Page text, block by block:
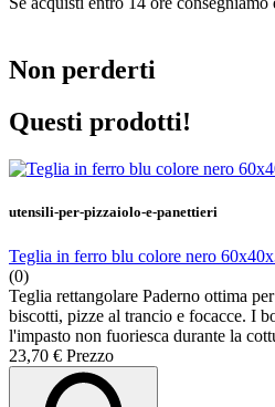
Non perderti
Questi prodotti!
utensili-per-pizzaiolo-e-panettieri
Teglia in ferro blu colore nero
(0)
Teglia rettangolare Paderno ottima
biscotti, pizze al trancio e focacce. I
l'impasto non fuoriesca durante la
23,70 € Prezzo